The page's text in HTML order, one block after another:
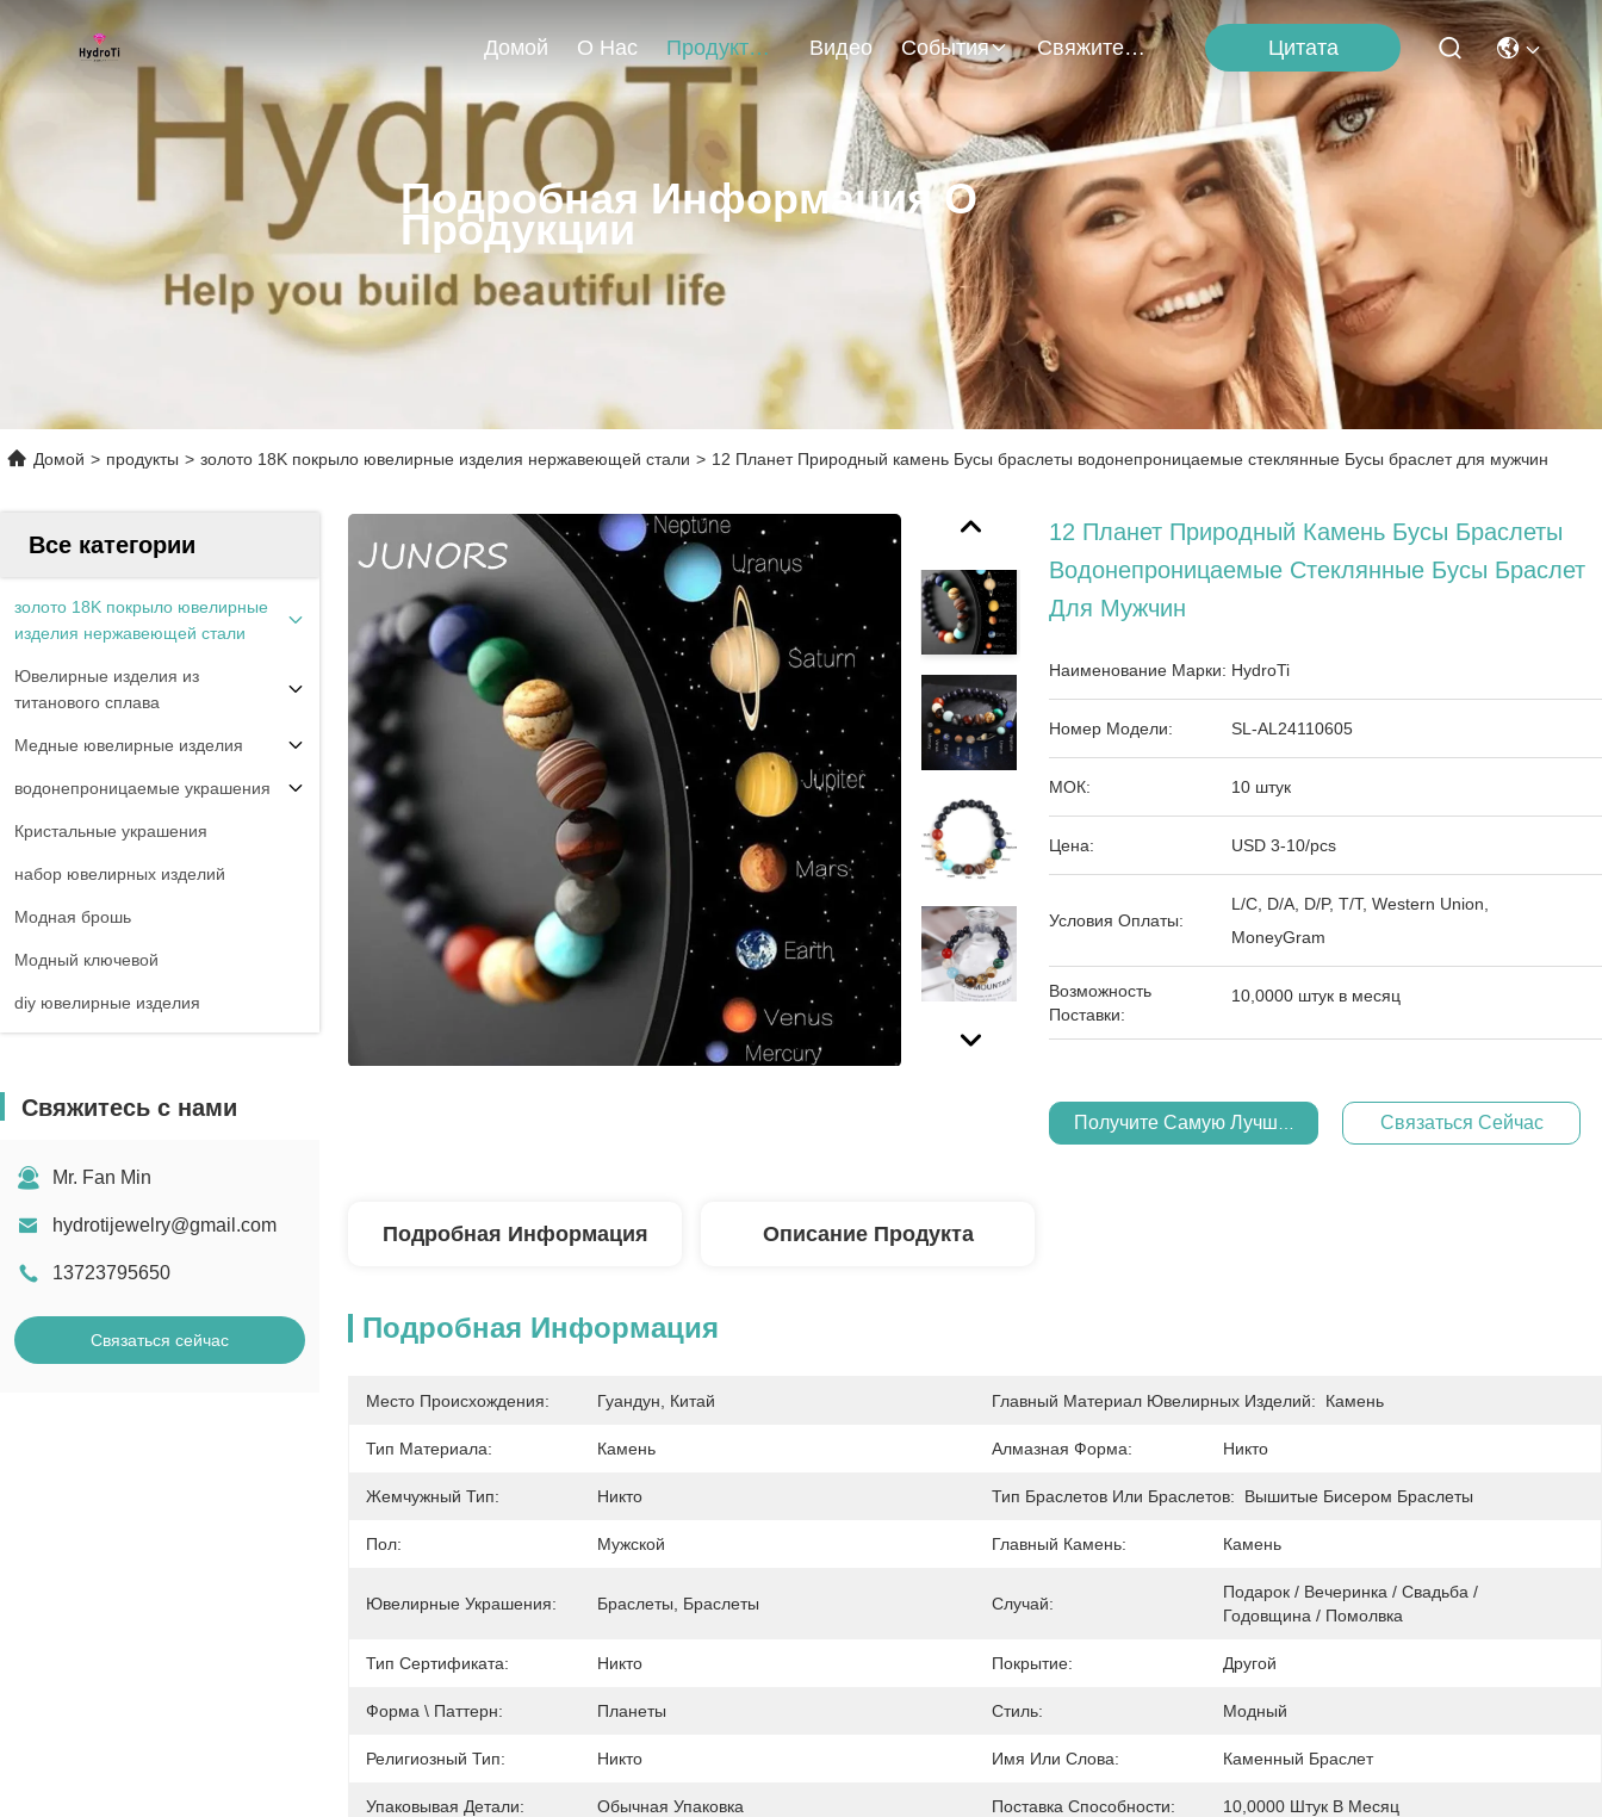
Домой О Нас Продукты Видео События Свяжитесь С Нами Цитата
Подробная Информация О
Продукции
Домой > продукты > золото 18K покрыло ювелирные изделия нержавеющей стали > 12 Планет Природный камень Бусы браслеты водонепроницаемые стеклянные Бусы браслет для мужчин
Все категории
золото 18K покрыло ювелирные
изделия нержавеющей стали
Ювелирные изделия из
титанового сплава
Медные ювелирные изделия
водонепроницаемые украшения
Кристальные украшения
набор ювелирных изделий
Модная брошь
Модный ключевой
diy ювелирные изделия
Свяжитесь с нами
Mr. Fan Min
hydrotijewelry@gmail.com
13723795650
Связаться сейчас
12 Планет Природный Камень Бусы Браслеты
Водонепроницаемые Стеклянные Бусы Браслет
Для Мужчин
Наименование Марки: HydroTi
Номер Модели: SL-AL24110605
МОК: 10 штук
Цена: USD 3-10/pcs
Условия Оплаты:
L/C, D/A, D/P, T/T, Western Union,
MoneyGram
Возможность
Поставки:
10,0000 штук в месяц
Получите Самую Лучшую Цену Связаться Сейчас
Подробная Информация Описание Продукта
Подробная Информация
Место Происхождения: Гуандун, Китай Главный Материал Ювелирных Изделий: Камень
Тип Материала: Камень Алмазная Форма: Никто
Жемчужный Тип: Никто Тип Браслетов Или Браслетов: Вышитые Бисером Браслеты
Пол: Мужской Главный Камень: Камень
Ювелирные Украшения: Браслеты, Браслеты Случай:
Подарок / Вечеринка / Свадьба /
Годовщина / Помолвка
Тип Сертификата: Никто Покрытие: Другой
Форма \ Паттерн: Планеты Стиль: Модный
Религиозный Тип: Никто Имя Или Слова: Каменный Браслет
Упаковывая Детали: Обычная Упаковка Поставка Способности: 10,0000 Штук В Месяц